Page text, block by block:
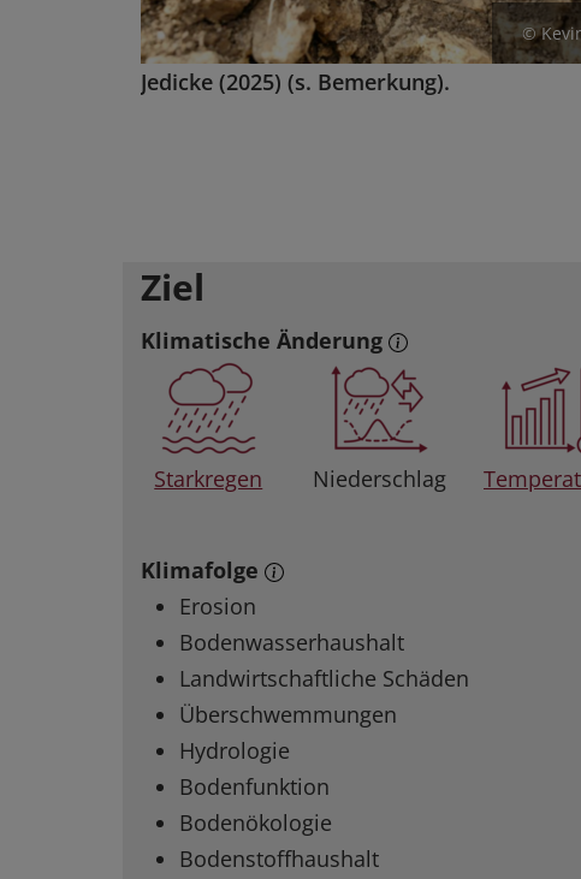
©
Jedicke (2025) (s. Bemerkung).
Ziel
Klimatische Änderung
Starkregen Niederschlag
Klimafolge
Erosion
Bodenwasserhaushalt
Landwirtschaftliche Schäden
Überschwemmungen
Hydrologie
Bodenfunktion
Bodenökologie
Bodenstoffhaushalt